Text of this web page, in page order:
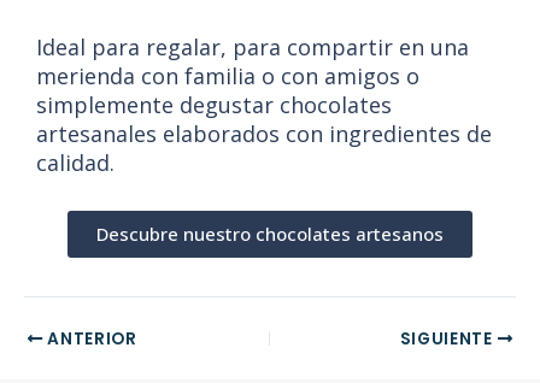
Ideal para regalar, para compartir en una
merienda con familia o con amigos o
simplemente degustar chocolates
artesanales elaborados con ingredientes de
calidad.
Descubre nuestro chocolates artesanos
ANTERIOR SIGUIENTE